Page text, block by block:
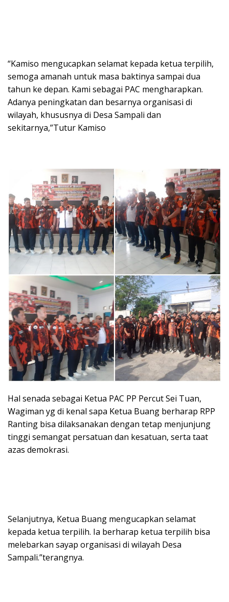
“Kamiso mengucapkan selamat kepada ketua terpilih,
semoga amanah untuk masa baktinya sampai dua
tahun ke depan. Kami sebagai PAC mengharapkan.
Adanya peningkatan dan besarnya organisasi di
wilayah, khususnya di Desa Sampali dan
sekitarnya,”Tutur Kamiso
Hal senada sebagai Ketua PAC PP Percut Sei Tuan,
Wagiman yg di kenal sapa Ketua Buang berharap RPP
Ranting bisa dilaksanakan dengan tetap menjunjung
tinggi semangat persatuan dan kesatuan, serta taat
azas demokrasi.
Selanjutnya, Ketua Buang mengucapkan selamat
kepada ketua terpilih. Ia berharap ketua terpilih bisa
melebarkan sayap organisasi di wilayah Desa
Sampali.”terangnya.